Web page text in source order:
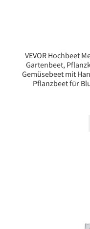
VEVOR Hochbeet
Gartenbeet,
Gemüsebeet mit
Pflanzbeet für